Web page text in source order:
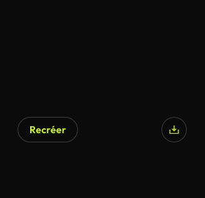
Recréer